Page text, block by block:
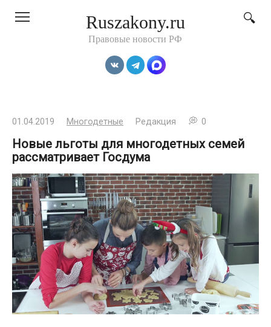
Ruszakony.ru
Правовые новости РФ
01.04.2019 Многодетные Редакция 0
Новые льготы для многодетных семей
рассматривает Госдума